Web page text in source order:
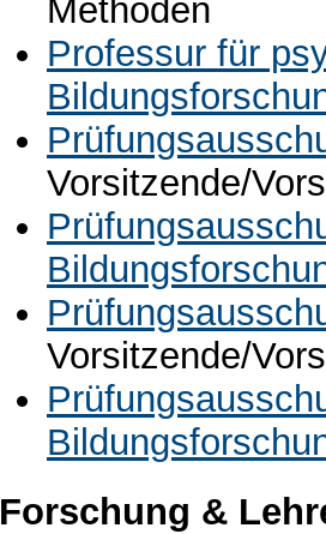
Methoden
Professur für
Vorsitzende/
Vorsitzende/
Forschung &